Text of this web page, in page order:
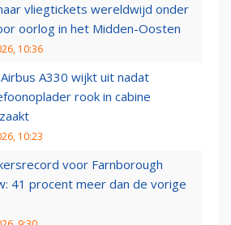
vliegtickets wereldwijd onder
oorlog in het Midden-Oosten
10:36
Airbus A330 wijkt uit nadat
rook in cabine
10:23
voor Farnborough
41 procent meer dan de vorige